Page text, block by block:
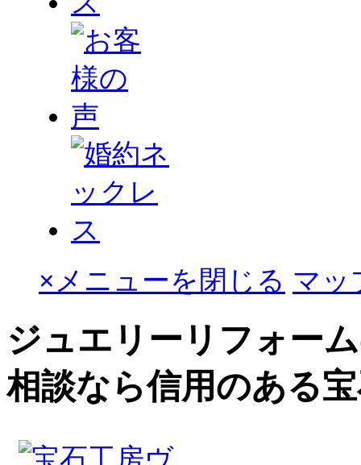
×メニューを閉じる マッ
ジュエリーリフォーム
相談なら信用のある